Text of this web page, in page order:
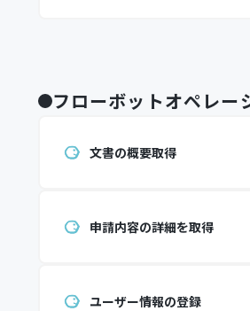
フローボットオペレー
文書の概要取得
申請内容の詳細を取得
ユーザー情報の登録